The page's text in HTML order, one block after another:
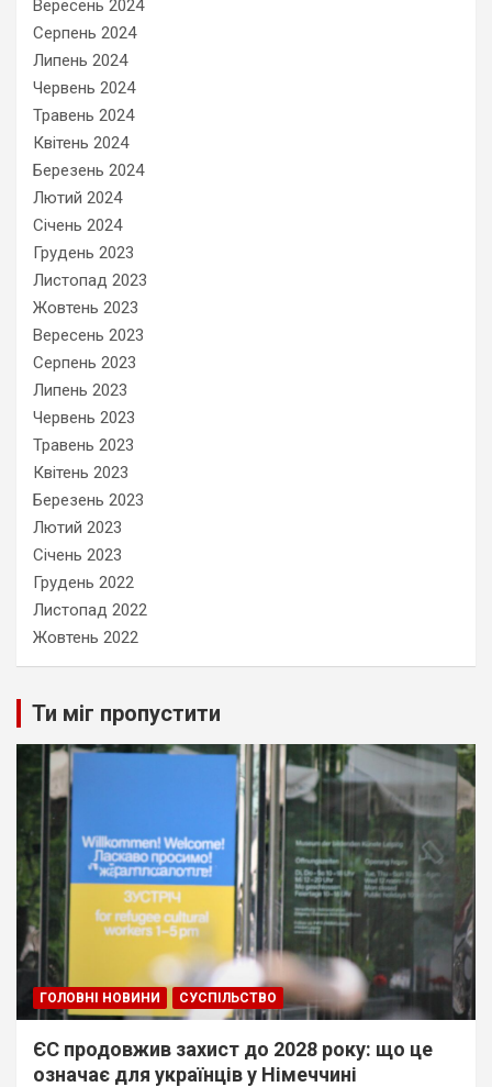
Вересень 2024
Серпень 2024
Липень 2024
Червень 2024
Травень 2024
Квітень 2024
Березень 2024
Лютий 2024
Січень 2024
Грудень 2023
Листопад 2023
Жовтень 2023
Вересень 2023
Серпень 2023
Липень 2023
Червень 2023
Травень 2023
Квітень 2023
Березень 2023
Лютий 2023
Січень 2023
Грудень 2022
Листопад 2022
Жовтень 2022
Ти міг пропустити
ГОЛОВНІ НОВИНИ СУСПІЛЬСТВО
ЄС продовжив захист до 2028 року: що це
означає для українців у Німеччині